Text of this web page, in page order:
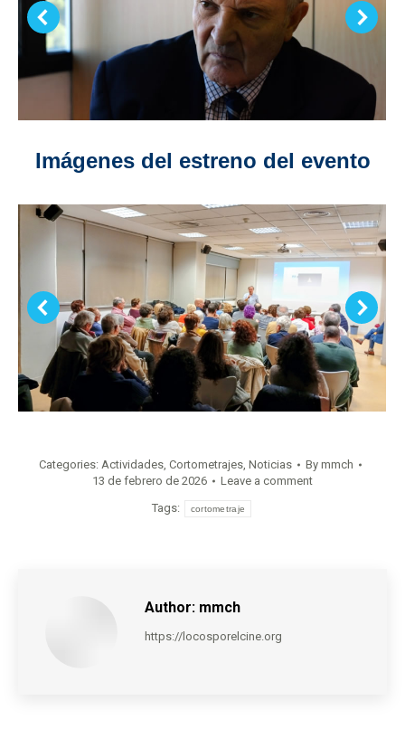
Imágenes del estreno del evento
Categories: Actividades, Cortometrajes, Noticias By mmch
13 de febrero de 2026
Leave a comment
Tags: cortometraje
Author: mmch
https://locosporelcine.org